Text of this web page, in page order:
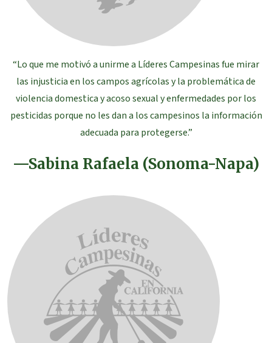
“Lo que me motivó a unirme a Líderes Campesinas fue mirar
las injusticia en los campos agrícolas y la problemática de
violencia domestica y acoso sexual y enfermedades por los
pesticidas porque no les dan a los campesinos la información
adecuada para protegerse.”
—Sabina Rafaela (Sonoma-Napa)